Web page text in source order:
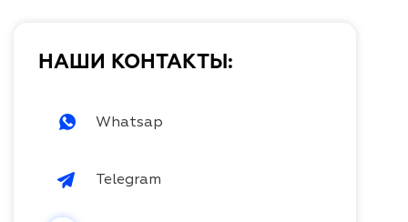
НАШИ КОНТАКТЫ:
Whatsap
Telegram